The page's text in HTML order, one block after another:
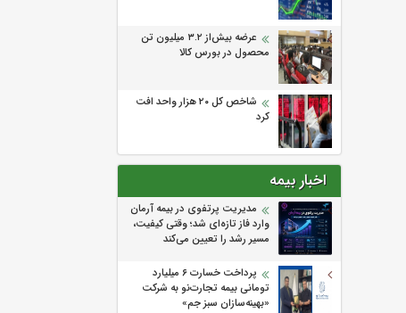
عرضه بیش‌از ۳.۲ میلیون تن
محصول در بورس کالا
شاخص کل ۲۰ هزار واحد افت
کرد
اخبار بیمه
مدیریت پرتفوی در بیمه آرمان
وارد فاز تازه‌ای شد؛ وقتی کیفیت،
مسیر رشد را تعیین می‌کند
پرداخت خسارت ۶ میلیارد
تومانی بیمه تجارت‌نو به شرکت
«بهینه‌سازان سبز جم»